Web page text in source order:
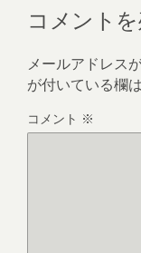
コメント
メールアドレス
が付いている欄
コメント ※